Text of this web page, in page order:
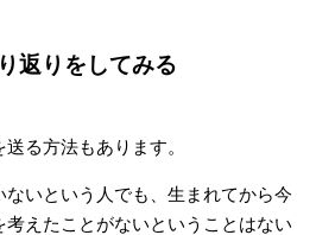
返りをしてみる
る方法もあります。
いという人でも、生まれてから今
考えたことがないということはない